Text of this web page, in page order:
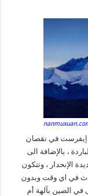
إيفرست في نقصان
، بالإضافة الى
الإنحدار ، وتتكون
في اي وقت وبدون
في الصين بآلهة أم